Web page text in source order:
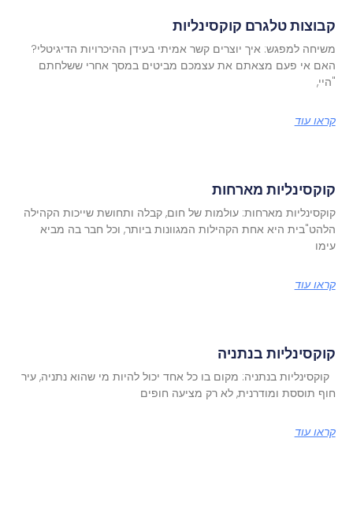
קבוצות טלגרם קוקסינליות
משיחה למפגש: איך יוצרים קשר אמיתי בעידן ההיכרויות הדיגיטלי?
האם אי פעם מצאתם את עצמכם מביטים במסך אחרי ששלחתם
"היי,
קראו עוד
קוקסינליות מארחות
קוקסינליות מארחות: עולמות של חום, קבלה ותחושת שייכות הקהילה
הלהט"בית היא אחת הקהילות המגוונות ביותר, וכל חבר בה מביא
עימו
קראו עוד
קוקסינליות בנתניה
קוקסינליות בנתניה: מקום בו כל אחד יכול להיות מי שהוא נתניה, עיר
חוף תוססת ומודרנית, לא רק מציעה חופים
קראו עוד